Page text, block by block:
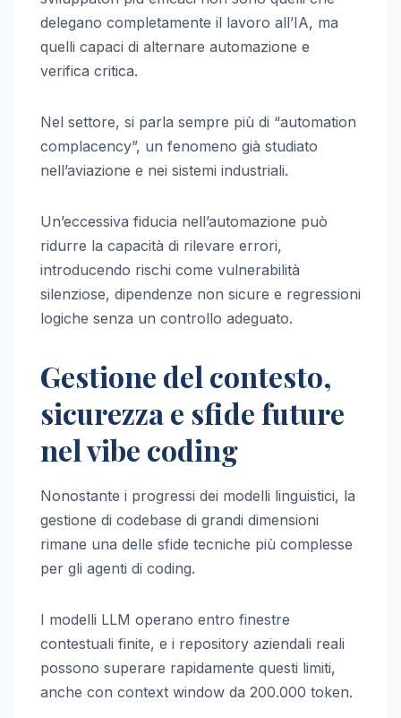
delegano completamente il lavoro all’IA, ma
quelli capaci di alternare automazione e
verifica critica.
Nel settore, si parla sempre più di “automation
complacency”, un fenomeno già studiato
nell’aviazione e nei sistemi industriali.
Un’eccessiva fiducia nell’automazione può
ridurre la capacità di rilevare errori,
introducendo rischi come vulnerabilità
silenziose, dipendenze non sicure e regressioni
logiche senza un controllo adeguato.
Gestione del contesto,
sicurezza e sfide future
nel vibe coding
Nonostante i progressi dei modelli linguistici, la
gestione di codebase di grandi dimensioni
rimane una delle sfide tecniche più complesse
per gli agenti di coding.
I modelli LLM operano entro finestre
contestuali finite, e i repository aziendali reali
possono superare rapidamente questi limiti,
anche con context window da 200.000 token.